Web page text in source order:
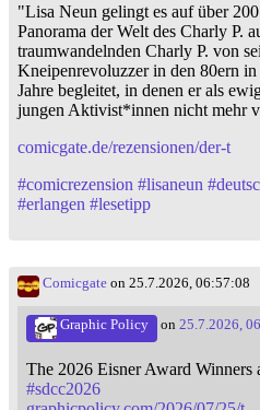
"Lisa Neun gelingt es auf über
Panorama der Welt des Charly P.
traumwandelnden Charly P. von
Kneipenrevoluzzer in den 80ern
Jahre begleitet, in denen er als
jungen Aktivist*innen nicht mehr
comicgate.de/rezensionen/der-t
#comicrezension #lisaneun #
#erlangen #lesetipp
Comicgate on 25.7.2026, 06:57:08
Graphic Policy on 25.7.2026,
The 2026 Eisner Award Winners
#sdcc2026